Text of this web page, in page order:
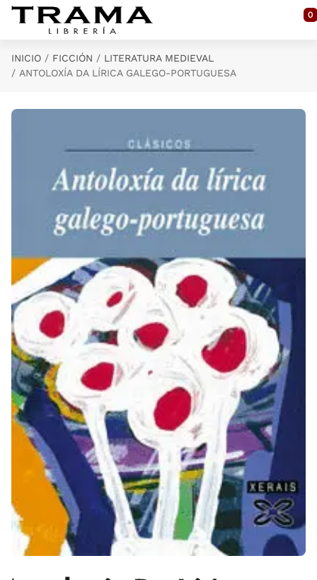
Saltar al contenido principal
0
INICIO FICCIÓN
LITERATURA MEDIEVAL
ANTOLOXÍA DA LÍRICA GALEGO-PORTUGUESA